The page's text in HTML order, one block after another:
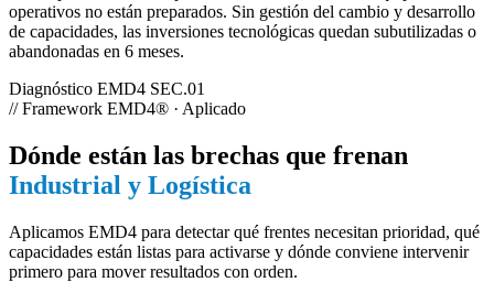
operativos no están preparados. Sin gestión del cambio y desarrollo
de capacidades, las inversiones tecnológicas quedan subutilizadas o
abandonadas en 6 meses.
Diagnóstico EMD4 SEC.01
// Framework EMD4® · Aplicado
Dónde están las brechas que frenan
Industrial y Logística
Aplicamos EMD4 para detectar qué frentes necesitan prioridad, qué
capacidades están listas para activarse y dónde conviene intervenir
primero para mover resultados con orden.